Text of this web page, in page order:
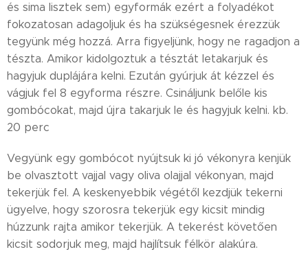
és sima lisztek sem) egyformák ezért a folyadékot
fokozatosan adagoljuk és ha szükségesnek érezzük
tegyünk még hozzá. Arra figyeljünk, hogy ne ragadjon a
tészta. Amikor kidolgoztuk a tésztát letakarjuk és
hagyjuk duplájára kelni. Ezután gyúrjuk át kézzel és
vágjuk fel 8 egyforma részre. Csináljunk belőle kis
gombócokat, majd újra takarjuk le és hagyjuk kelni. kb.
20 perc
Vegyünk egy gombócot nyújtsuk ki jó vékonyra kenjük
be olvasztott vajjal vagy oliva olajjal vékonyan, majd
tekerjük fel. A keskenyebbik végétől kezdjük tekerni
ügyelve, hogy szorosra tekerjük egy kicsit mindig
húzzunk rajta amikor tekerjük. A tekerést követően
kicsit sodorjuk meg, majd hajlítsuk félkör alakúra.